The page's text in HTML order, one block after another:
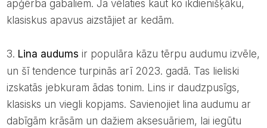
apģērba gabaliem. Ja vēlaties kaut ko ikdienišķāku,
klasiskus apavus aizstājiet ar kedām.
Lina audums ir populāra kāzu tērpu audumu izvēle,
un šī tendence turpinās arī 2023. gadā. Tas lieliski
izskatās jebkuram ādas tonim. Lins ir daudzpusīgs,
klasisks un viegli kopjams. Savienojiet lina audumu ar
dabīgām krāsām un dažiem aksesuāriem, lai iegūtu